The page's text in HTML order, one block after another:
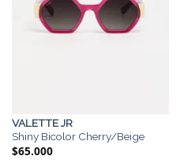
VALETTE JR
Shiny Bicolor Cherry/Beige
$65.000